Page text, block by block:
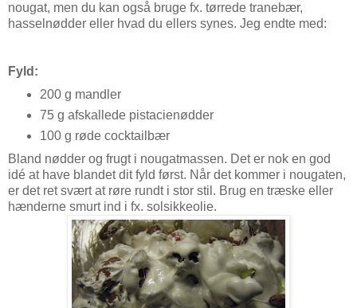
nougat, men du kan også bruge fx. tørrede tranebær,
hasselnødder eller hvad du ellers synes. Jeg endte med:
Fyld:
200 g mandler
75 g afskallede pistacienødder
100 g røde cocktailbær
Bland nødder og frugt i nougatmassen. Det er nok en god
idé at have blandet dit fyld først. Når det kommer i nougaten,
er det ret svært at røre rundt i stor stil. Brug en træske eller
hænderne smurt ind i fx. solsikkeolie.